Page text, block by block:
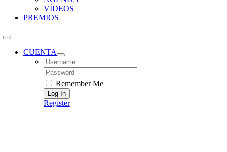
VÍDEOS
PREMIOS
CUENTA
Username:
Password:
Remember Me
Register